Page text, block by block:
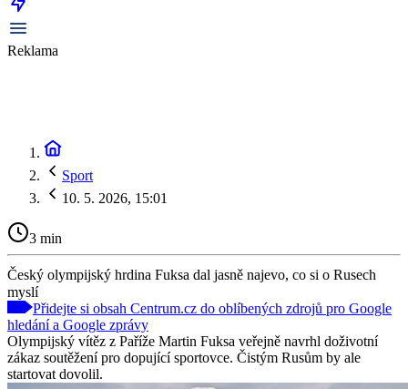
Reklama
Sport
10. 5. 2026, 15:01
3 min
Český olympijský hrdina Fuksa dal jasně najevo, co si o Rusech
myslí
Přidejte si obsah Centrum.cz do oblíbených zdrojů pro Google
hledání a Google zprávy
Olympijský vítěz z Paříže Martin Fuksa veřejně navrhl doživotní
zákaz soutěžení pro dopující sportovce. Čistým Rusům by ale
startovat dovolil.